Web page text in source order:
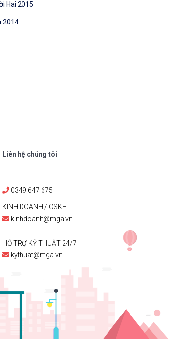
Hai 2015
2014
Liên hệ chúng tôi
0349 647 675
KINH DOANH / CSKH
kinhdoanh@mga.vn
HỖ TRỢ KỸ THUẬT 24/7
kythuat@mga.vn